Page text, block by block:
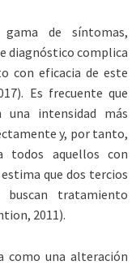
de síntomas,
diagnóstico complica
con eficacia de este
Es frecuente que
una intensidad más
y, por tanto,
todos aquellos con
que dos tercios
tratamiento
2011).
como una alteración